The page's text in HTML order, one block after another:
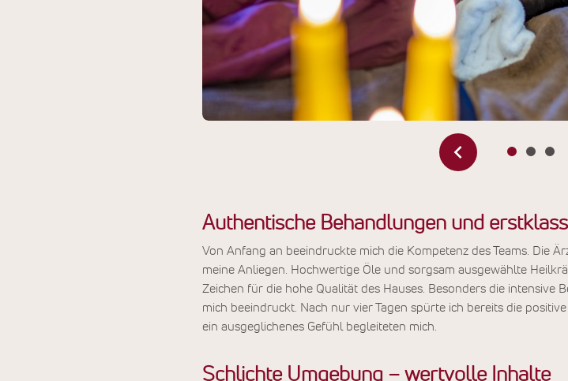
Authentische Behandlungen und
Von Anfang an beeindruckte mich die Kompetenz des Teams. Die
meine Anliegen. Hochwertige Öle und sorgsam ausgewählte
Zeichen für die hohe Qualität des Hauses. Besonders die intensive
mich beeindruckt. Nach nur vier Tagen spürte ich bereits die
ein ausgeglichenes Gefühl begleiteten mich.
Schlichte Umgebung – wertvolle Inhalte